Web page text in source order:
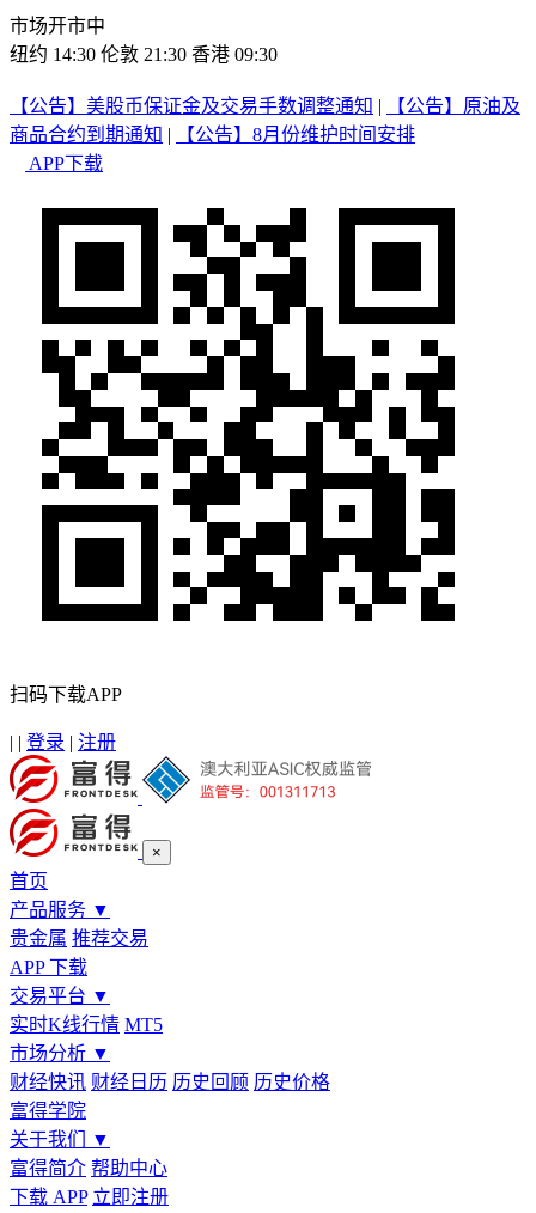
市场开市中
纽约 14:30 伦敦 21:30 香港 09:30
【公告】美股币保证金及交易手数调整通知 |
【公告】原油及
商品合约到期通知 |
【公告】8月份维护时间安排
APP下载
扫码下载APP
| | 登录 | 注册
×
首页
产品服务 ▼
贵金属 推荐交易
APP 下载
交易平台 ▼
实时K线行情 MT5
市场分析 ▼
财经快讯 财经日历 历史回顾 历史价格
富得学院
关于我们
▼
富得简介 帮助中心
下载 APP 立即注册